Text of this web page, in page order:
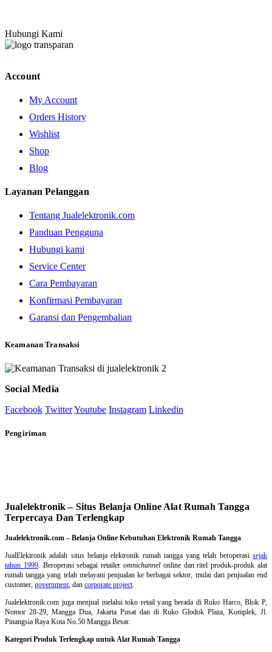
Hubungi Kami
Account
My Account
Orders History
Wishlist
Shop
Blog
Layanan Pelanggan
Tentang Jualelektronik.com
Panduan Pengguna
Hubungi kami
Service Center
Cara Pembayaran
Konfirmasi Pembayaran
Garansi dan Pengembalian
Keamanan Transaksi
Social Media
Facebook TwitterYoutube Instagram Linkedin
Pengiriman
Jualelektronik – Situs Belanja Online Alat Rumah Tangga
Terpercaya Dan Terlengkap
Jualelektronik.com – Belanja Online Kebutuhan Elektronik Rumah Tangga
JualElektronik adalah situs belanja elektronik rumah tanggayang telah beroperasisejak
tahun 1999. Beroperasi sebagai retaileromnichannel online dan ritel produk-produk alat
rumah tangga yang telah melayani penjualan ke berbagai sektor, mulai dari penjualan end
customer, government, dan corporate project.
Jualelektronik.com juga menjual melalui toko retail yang berada di Ruko Harco, Blok P,
Nomor 28-29, Mangga Dua, Jakarta Pusat dan di Ruko Glodok Plaza, Komplek, Jl.
Pinangsia Raya Kota No.50 Mangga Besar.
Kategori Produk Terlengkap untuk Alat Rumah Tangga